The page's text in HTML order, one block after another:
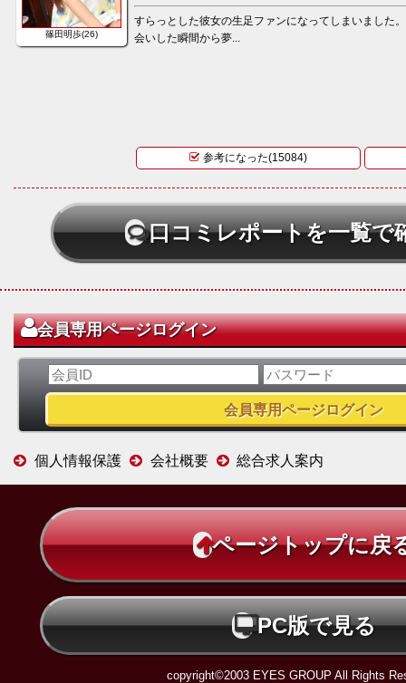
篠田明歩(26)
すらっとした彼女の生足ファンになってしまいました
会いした瞬間から夢...
参考になった(15084)
口コミレポートを一覧で
会員専用ページログイン
個人情報保護 会社概要 総合求人案内
ページトップに戻
PC版で見る
copyright©2003 EYES GROUP All Rights